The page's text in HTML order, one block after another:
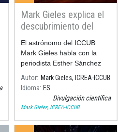
Mark Gieles explica el
descubrimiento del
agujero más masivo
jamás detectado
El astrónomo del ICCUB
Mark Gieles habla con la
periodista Esther Sánchez
sobre la reciente
observación del agujero
negro más masivo jamás
detectado con ondas
Autor Mark Gieles, ICREA-ICCUB
Idioma ES
Divulgación científica
Mark Gieles, ICREA-ICCUB